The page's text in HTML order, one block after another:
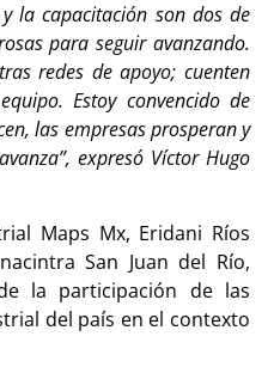
la capacitación son dos de
para seguir avanzando.
redes de apoyo; cuenten
Estoy convencido de
las empresas prosperan y
expresó Víctor Hugo
Maps Mx, Eridani Ríos
San Juan del Río,
la participación de las
del país en el contexto